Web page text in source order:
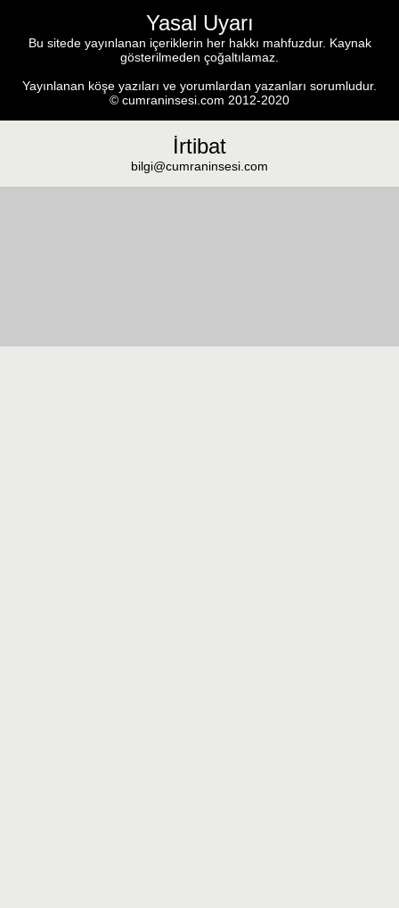
Yasal Uyarı
Bu sitede yayınlanan içeriklerin her hakkı mahfuzdur. Kaynak
gösterilmeden çoğaltılamaz.
Yayınlanan köşe yazıları ve yorumlardan yazanları sorumludur.
© cumraninsesi.com 2012-2020
İrtibat
bilgi@cumraninsesi.com